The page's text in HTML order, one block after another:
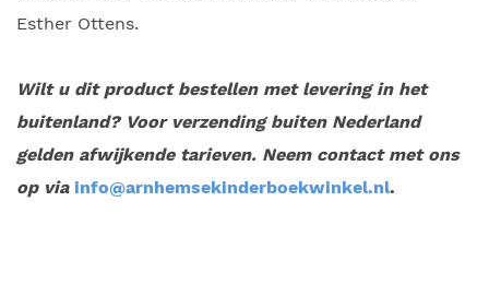
Esther Ottens.
Wilt u dit product bestellen met levering in het
buitenland? Voor verzending buiten Nederland
gelden afwijkende tarieven. Neem contact met ons
op via info@arnhemsekinderboekwinkel.nl.